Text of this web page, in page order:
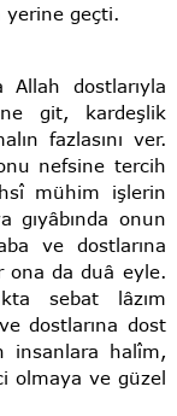
yerine geçti.
Allah dostlarıyla
git, kardeşlik
fazlasını ver.
nefsine tercih
mühim işlerin
gıyâbında onun
ve dostlarına
ona da duâ eyle.
sebat lâzım
dostlarına dost
insanlara halîm,
olmaya ve güzel